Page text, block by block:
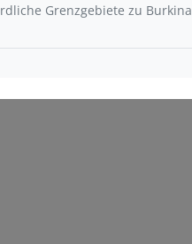
Grenzgebiete zu